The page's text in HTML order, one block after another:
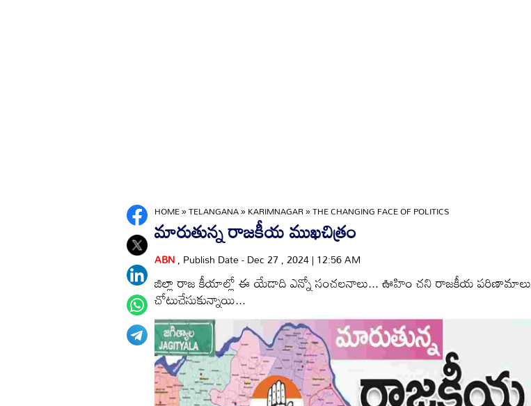
HOME»TELANGANA»KARIMNAGAR»THE CHANGING FACE OF POLITICS
మారుతున్న రాజకీయ ముఖచిత్రం
ABN, Publish Date - Dec 27 , 2024 | 12:56 AM
జిల్లా రాజ కీయాల్లో ఈ యేడాది ఎన్నో సంచలనాలు... ఊహిం చని రాజకీయ పరిణామాలు
చోటుచేసుకున్నాయి...